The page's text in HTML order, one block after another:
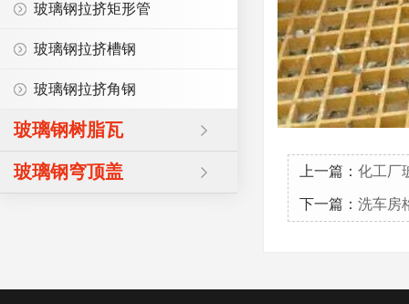
玻璃钢拉挤矩形管
玻璃钢拉挤槽钢
玻璃钢拉挤角钢
玻璃钢树脂瓦
玻璃钢穹顶盖 上一篇： 化工厂
下一篇： 洗车房